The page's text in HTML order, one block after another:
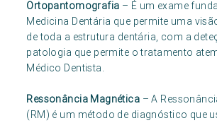
Ortopantomografia – É um exame
Medicina Dentária que permite uma
de toda a estrutura dentária, com a
patologia que permite o tratamento
Médico Dentista.
Ressonância Magnética – A
(RM) é um método de diagnóstico que